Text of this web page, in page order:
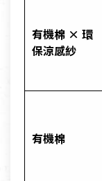
有機棉 × 環
保涼感紗
有機棉